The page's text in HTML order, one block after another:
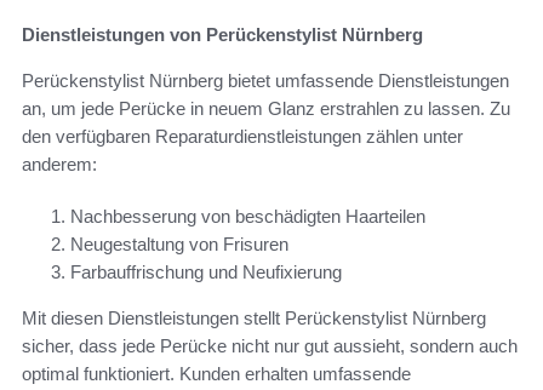
Dienstleistungen von Perückenstylist Nürnberg
Perückenstylist Nürnberg bietet umfassende Dienstleistungen
an, um jede Perücke in neuem Glanz erstrahlen zu lassen. Zu
den verfügbaren Reparaturdienstleistungen zählen unter
anderem:
Nachbesserung von beschädigten Haarteilen
Neugestaltung von Frisuren
Farbauffrischung und Neufixierung
Mit diesen Dienstleistungen stellt Perückenstylist Nürnberg
sicher, dass jede Perücke nicht nur gut aussieht, sondern auch
optimal funktioniert. Kunden erhalten umfassende